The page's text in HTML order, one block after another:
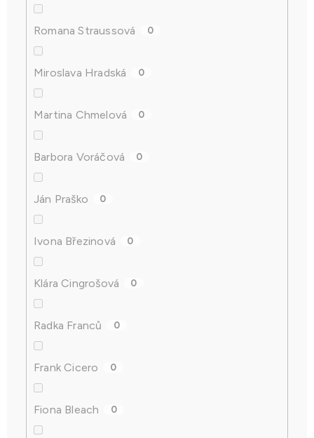
Romana Straussová 0
Miroslava Hradská 0
Martina Chmelová 0
Barbora Voráčová 0
Ján Praško 0
Ivona Březinová 0
Klára Cingrošová 0
Radka Franců 0
Frank Cicero 0
Fiona Bleach 0